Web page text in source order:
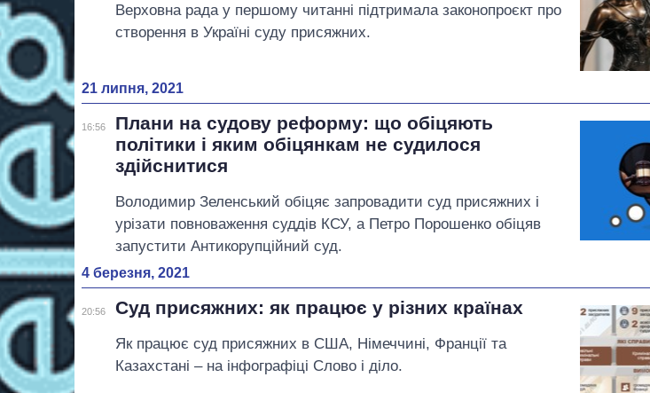
Верховна рада у першому читанні підтримала законопроєкт про
створення в Україні суду присяжних.
21 липня, 2021
16:56
Плани на судову реформу: що обіцяють
політики і яким обіцянкам не судилося
здійснитися
Володимир Зеленський обіцяє запровадити суд присяжних і
урізати повноваження суддів КСУ, а Петро Порошенко обіцяв
запустити Антикорупційний суд.
4 березня, 2021
20:56 Суд присяжних: як працює у різних країнах
Як працює суд присяжних в США, Німеччині, Франції та
Казахстані – на інфографіці Слово і діло.